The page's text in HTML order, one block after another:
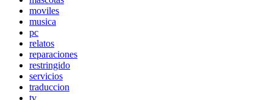
moviles
musica
pc
relatos
reparaciones
restringido
servicios
traduccion
tv